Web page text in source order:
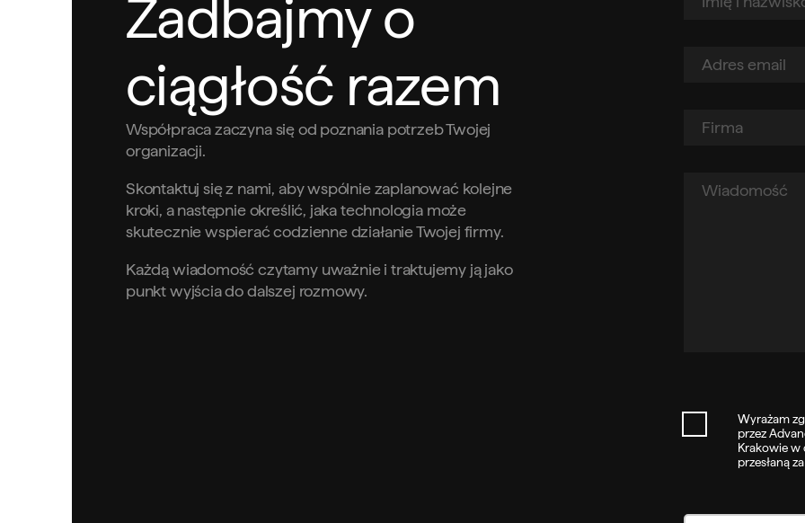
Zadbajmy o
ciągłość razem
Współpraca zaczyna się od poznania potrzeb Twojej
organizacji.
Skontaktuj się z nami, aby wspólnie zaplanować kolejne
kroki, a następnie określić, jaka technologia może
skutecznie wspierać codzienne działanie Twojej firmy.
Każdą wiadomość czytamy uważnie i traktujemy ją jako
punkt wyjścia do dalszej rozmowy.
Wyrażam
przez
Krakowie w
przesłaną